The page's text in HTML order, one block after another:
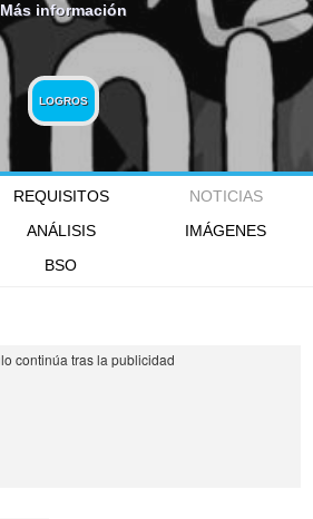
Más información
LOGROS
REQUISITOS
NOTICIAS
ANÁLISIS
IMÁGENES
BSO